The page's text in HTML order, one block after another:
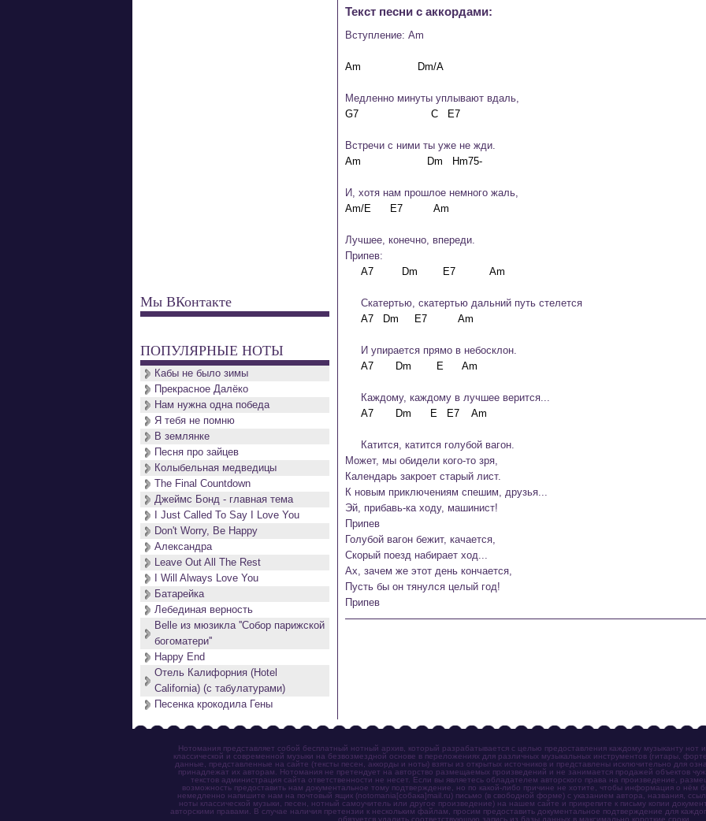
Текст песни c аккордами:
Вступление: Am
Медленно минуты уплывают вдаль,
Встречи с ними ты уже не жди.
И, хотя нам прошлое немного жаль,
Лучшее, конечно, впереди.
Припев:
     Скатертью, скатертью дальний путь стелется
     И упирается прямо в небосклон.
     Каждому, каждому в лучшее верится...
     Катится, катится голубой вагон.
Может, мы обидели кого-то зря,
Календарь закроет старый лист.
К новым приключениям спешим, друзья...
Эй, прибавь-ка ходу, машинист!
Припев
Голубой вагон бежит, качается,
Скорый поезд набирает ход...
Ах, зачем же этот день кончается,
Пусть бы он тянулся целый год!
Припев
Мы ВКонтакте
ПОПУЛЯРНЫЕ НОТЫ
Кабы не было зимы
Прекрасное Далёко
Нам нужна одна победа
Я тебя не помню
В землянке
Песня про зайцев
Колыбельная медведицы
The Final Countdown
Джеймс Бонд - главная тема
I Just Called To Say I Love You
Don't Worry, Be Happy
Александра
Leave Out All The Rest
I Will Always Love You
Батарейка
Лебединая верность
Belle из мюзикла ''Собор парижской
богоматери''
Happy End
Отель Калифорния (Hotel
California) (с табулатурами)
Песенка крокодила Гены
Нотомания представляет собой бесплатный нотный архив, который разрабатывается с целью предоставления каждому музыканту нот
классической и современной музыки на безвозмездной основе в переложениях для различных музыкальных инструментов (гитары,
данные, представленные на сайте (тексты песен, аккорды и ноты) взяты из открытых источников и представлены исключительно для
принадлежат их авторам. Нотомания не претендует на авторство размещаемых произведений и не занимается продажей объектов
текстов администрация сайта ответственности не несет. Если вы являетесь обладателем авторского права на произведение,
возможность предоставить нам документальное тому подтверждение, но по какой-либо причине не хотите, чтобы информация о нём
немедленно напишите нам на почтовый ящик (notomania[собака]mail.ru) письмо (в свободной форме) с указанием автора, названия,
ноты классической музыки, песен, нотный самоучитель или другое произведение) на нашем сайте и прикрепите к письму копии
авторскими правами. В случае наличия претензии к нескольким файлам, просим предоставить документальное подтверждение для
обязуется удалить соответствующую запись из базы данных в максимально короткие сроки.